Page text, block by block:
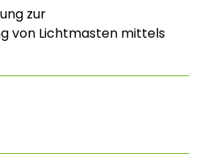
zur
von Lichtmasten mittels